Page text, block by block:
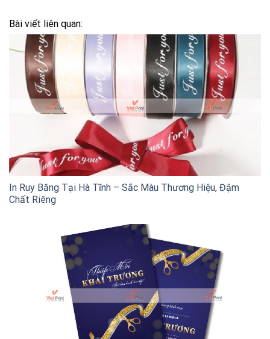
Bài viết liên quan:
In Ruy Băng Tại Hà Tĩnh – Sắc Màu Thương Hiệu, Đậm
Chất Riêng